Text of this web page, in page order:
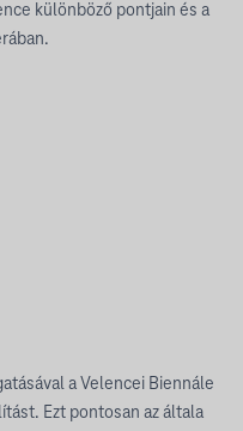
különböző pontjain és a
a Velencei Biennále
Ezt pontosan az általa